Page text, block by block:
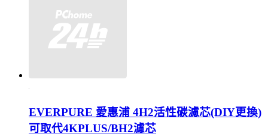
EVERPURE 愛惠浦 4H2活性碳濾芯(DIY更換)
可取代4KPLUS/BH2濾芯